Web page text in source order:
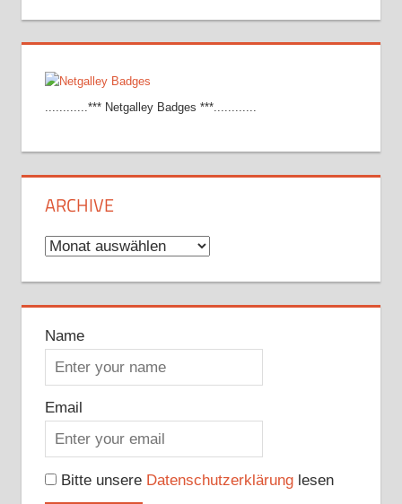
............*** Netgalley Badges ***............
ARCHIVE
Archive
Name
Email
Bitte unsere Datenschutzerklärunglesen